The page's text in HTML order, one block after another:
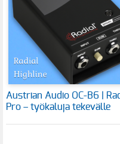
Austrian Audio OC-B6 |
Pro – työkaluja tekevälle